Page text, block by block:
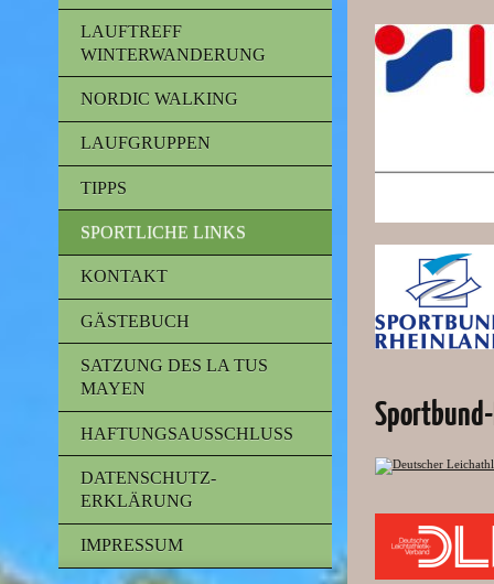
LAUFTREFF
WINTERWANDERUNG
NORDIC WALKING
LAUFGRUPPEN
TIPPS
SPORTLICHE LINKS
KONTAKT
GÄSTEBUCH
SATZUNG DES LA TUS
MAYEN
HAFTUNGSAUSSCHLUSS
DATENSCHUTZ-
ERKLÄRUNG
IMPRESSUM